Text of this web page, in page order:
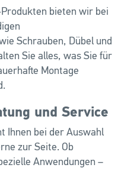
bieten wir bei
Schrauben, Dübel und
Sie alles, was Sie für
Montage
und Service
Ihnen bei der Auswahl
zur Seite. Ob
Anwendungen –